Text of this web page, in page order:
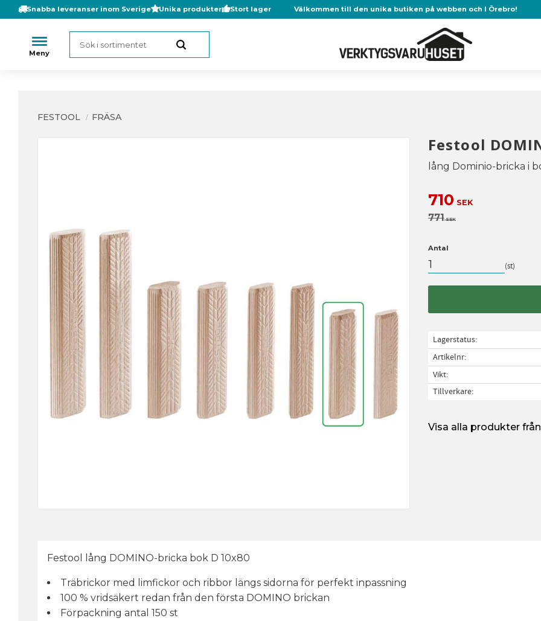
Snabba leveranser inom Sverige Unika produkter Stort lager Välkommen till den unika butiken på webben och I Örebro!
FESTOOL FRÄSA
Festool
lång Dominio-bricka i
Nedsatt pris:
710 SEK
Ordinarie pris:
771SEK
Antal
st
Lagerstatus
Artikelnr
Vikt
Tillverkare
Visa alla produkter
Festool lång DOMINO-bricka bok D 10x80
Träbrickor med limfickor och ribbor längs sidorna för perfekt inpassning
100 % vridsäkert redan från den första DOMINO brickan
Förpackning antal 150 st